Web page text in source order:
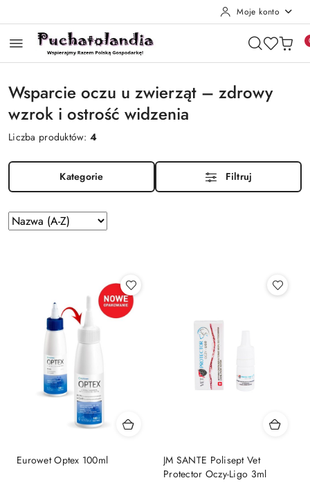
Moje konto
Wsparcie oczu u zwierząt – zdrowy
wzrok i ostrość widzenia
Liczba produktów:4
Kategorie Filtruj
Zastosowano
sortowanie:
Sortuj
według
Eurowet Optex 100ml
JM SANTE Polisept Vet
Protector Oczy-Ligo 3ml